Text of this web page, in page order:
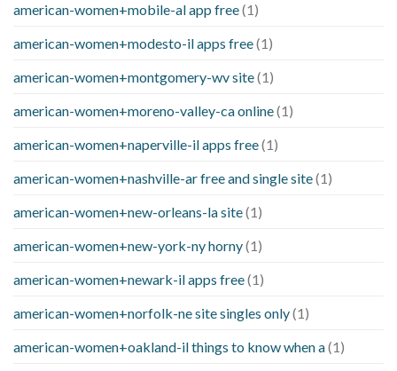
american-women+mobile-al app free(1)
american-women+modesto-il apps free(1)
american-women+montgomery-wv site(1)
american-women+moreno-valley-ca online(1)
american-women+naperville-il apps free(1)
american-women+nashville-ar free and single site(1)
american-women+new-orleans-la site(1)
american-women+new-york-ny horny(1)
american-women+newark-il apps free(1)
american-women+norfolk-ne site singles only(1)
american-women+oakland-il things to know when a(1)